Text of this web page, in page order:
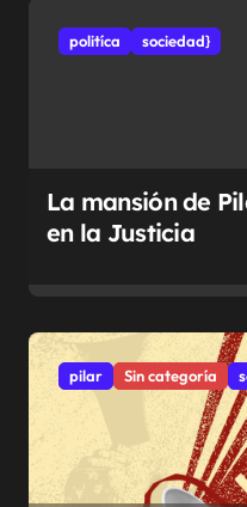
politíca sociedad}
La mansión de
en la Justicia
pilar Sin categoría